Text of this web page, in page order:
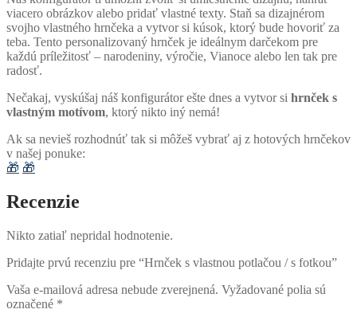
viacero obrázkov alebo pridať vlastné texty. Staň sa dizajnérom
svojho vlastného hrnčeka a vytvor si kúsok, ktorý bude hovoriť za
teba. Tento personalizovaný hrnček je ideálnym darčekom pre
každú príležitosť – narodeniny, výročie, Vianoce alebo len tak pre
radosť.
Nečakaj, vyskúšaj náš konfigurátor ešte dnes a vytvor si hrnček s
vlastným motívom, ktorý nikto iný nemá!
Ak sa nevieš rozhodnúť tak si môžeš vybrať aj z hotových hrnčekov
v našej ponuke:
🎁 🎁
Recenzie
Nikto zatiaľ nepridal hodnotenie.
Pridajte prvú recenziu pre “Hrnček s vlastnou potlačou / s fotkou”
Vaša e-mailová adresa nebude zverejnená. Vyžadované polia sú
označené *